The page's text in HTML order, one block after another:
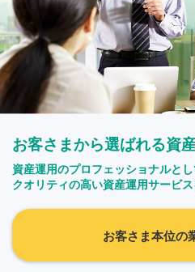
お客さまから選ばれる資
資産運用のプロフェッショナルとし
クオリティの高い資産運用サービス
お客さま本位の